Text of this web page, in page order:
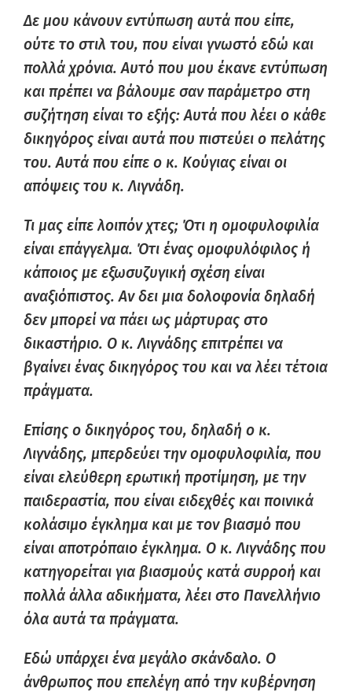
Δε μου κάνουν εντύπωση αυτά που είπε,
ούτε το στιλ του, που είναι γνωστό εδώ και
πολλά χρόνια. Αυτό που μου έκανε εντύπωση
και πρέπει να βάλουμε σαν παράμετρο στη
συζήτηση είναι το εξής: Αυτά που λέει ο κάθε
δικηγόρος είναι αυτά που πιστεύει ο πελάτης
του. Αυτά που είπε ο κ. Κούγιας είναι οι
απόψεις του κ. Λιγνάδη.
Τι μας είπε λοιπόν χτες; Ότι η ομοφυλοφιλία
είναι επάγγελμα. Ότι ένας ομοφυλόφιλος ή
κάποιος με εξωσυζυγική σχέση είναι
αναξιόπιστος. Αν δει μια δολοφονία δηλαδή
δεν μπορεί να πάει ως μάρτυρας στο
δικαστήριο. Ο κ. Λιγνάδης επιτρέπει να
βγαίνει ένας δικηγόρος του και να λέει τέτοια
πράγματα.
Επίσης ο δικηγόρος του, δηλαδή ο κ.
Λιγνάδης, μπερδεύει την ομοφυλοφιλία, που
είναι ελεύθερη ερωτική προτίμηση, με την
παιδεραστία, που είναι ειδεχθές και ποινικά
κολάσιμο έγκλημα και με τον βιασμό που
είναι αποτρόπαιο έγκλημα. Ο κ. Λιγνάδης που
κατηγορείται για βιασμούς κατά συρροή και
πολλά άλλα αδικήματα, λέει στο Πανελλήνιο
όλα αυτά τα πράγματα.
Εδώ υπάρχει ένα μεγάλο σκάνδαλο. Ο
άνθρωπος που επελέγη από την κυβέρνηση